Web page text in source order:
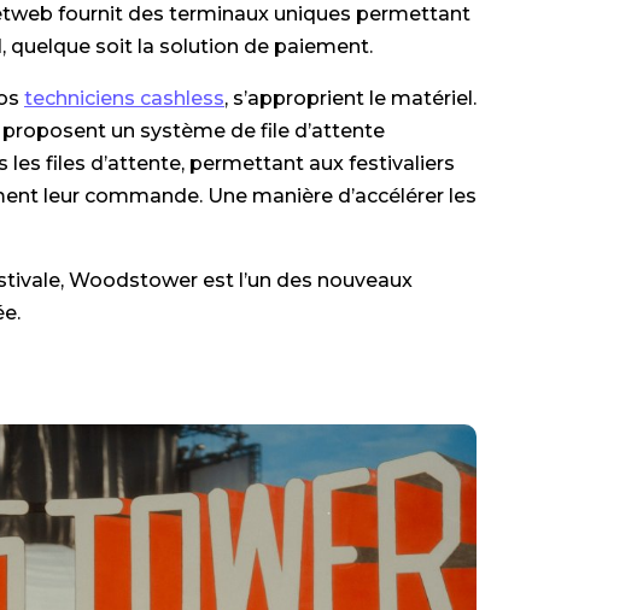
fournit des terminaux uniques permettant
quelque soit la solution de paiement.
techniciens cashless, s’approprient le matériel.
un système de file d’attente
files d’attente, permettant aux festivaliers
leur commande. Une manière d’accélérer les
Woodstower est l’un des nouveaux